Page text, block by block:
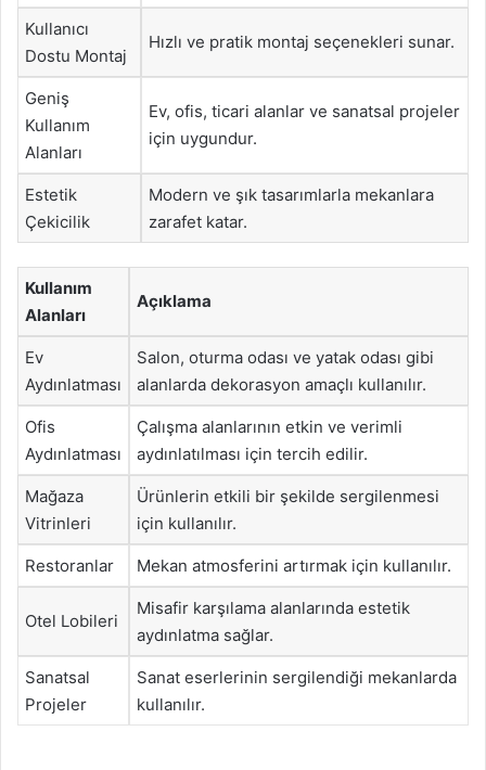
Kullanıcı
Dostu Montaj
Hızlı ve pratik montaj seçenekleri sunar.
Geniş
Kullanım
Alanları
Ev, ofis, ticari alanlar ve sanatsal projeler
için uygundur.
Estetik
Çekicilik
Modern ve şık tasarımlarla mekanlara
zarafet katar.
Kullanım
Alanları
Açıklama
Ev
Aydınlatması
Salon, oturma odası ve yatak odası gibi
alanlarda dekorasyon amaçlı kullanılır.
Ofis
Aydınlatması
Çalışma alanlarının etkin ve verimli
aydınlatılması için tercih edilir.
Mağaza
Vitrinleri
Ürünlerin etkili bir şekilde sergilenmesi
için kullanılır.
Restoranlar Mekan atmosferini artırmak için kullanılır.
Otel Lobileri
Misafir karşılama alanlarında estetik
aydınlatma sağlar.
Sanatsal
Projeler
Sanat eserlerinin sergilendiği mekanlarda
kullanılır.